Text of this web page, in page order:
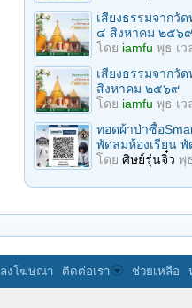
เสียงธรรมจากวั
๔ สิงหาคม ๒๕๖๙
โดย iamfu พุธ เว
เสียงธรรมจากวั
สิงหาคม ๒๕๖๙
โดย iamfu พุธ เว
ทอดผ้าป่าซื้อ
พัดลมห้องเรียน
โดย ศิษย์รุ่นจิ๋ว พุ
ลงโฆษณา ติดต่อเรา ช่วยเหลือ